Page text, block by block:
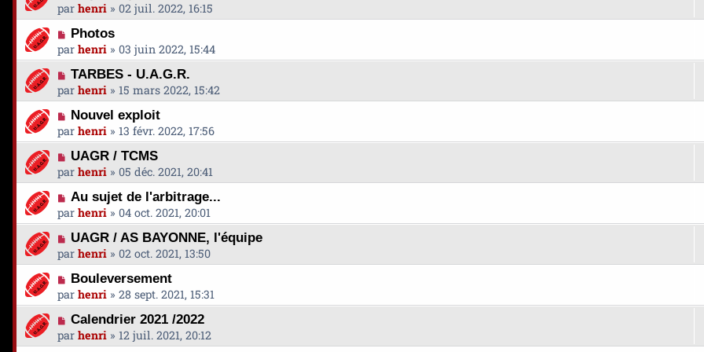
par henri » 02 juil. 2022, 16:15
Photos
par henri » 03 juin 2022, 15:44
TARBES - U.A.G.R.
par henri » 15 mars 2022, 15:42
Nouvel exploit
par henri » 13 févr. 2022, 17:56
UAGR / TCMS
par henri » 05 déc. 2021, 20:41
Au sujet de l'arbitrage...
par henri » 04 oct. 2021, 20:01
UAGR / AS BAYONNE, l'équipe
par henri » 02 oct. 2021, 13:50
Bouleversement
par henri » 28 sept. 2021, 15:31
Calendrier 2021 /2022
par henri » 12 juil. 2021, 20:12